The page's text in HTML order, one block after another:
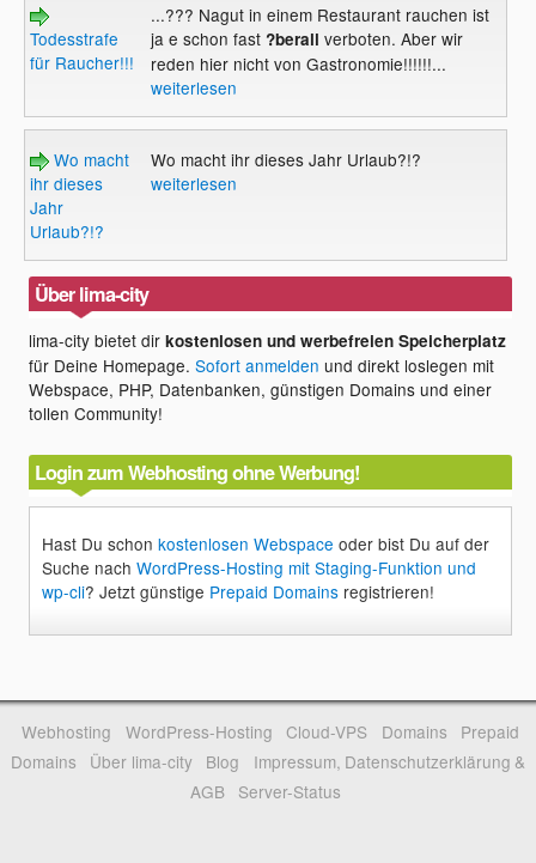
Todesstrafe
für Raucher!!!
...??? Nagut in einem Restaurant rauchen ist
ja e schon fast ?berall verboten. Aber wir
reden hier nicht von Gastronomie!!!!!!...
weiterlesen
Wo macht
ihr dieses
Jahr
Urlaub?!?
Wo macht ihr dieses Jahr Urlaub?!?
weiterlesen
Über lima-city
lima-city bietet dirkostenlosen und werbefreien Speicherplatz
für Deine Homepage.Sofort anmelden und direkt loslegen mit
Webspace, PHP, Datenbanken, günstigen Domains und einer
tollen Community!
Login zum Webhosting ohne Werbung!
Hast Du schonkostenlosen Webspace oder bist Du auf der
Suche nachWordPress-Hosting mit Staging-Funktion und
wp-cli? Jetzt günstige Prepaid Domains registrieren!
Webhosting WordPress-Hosting Cloud-VPS Domains
Prepaid
Domains
Über lima-city Blog
Impressum, Datenschutzerklärung &
AGB
Server-Status